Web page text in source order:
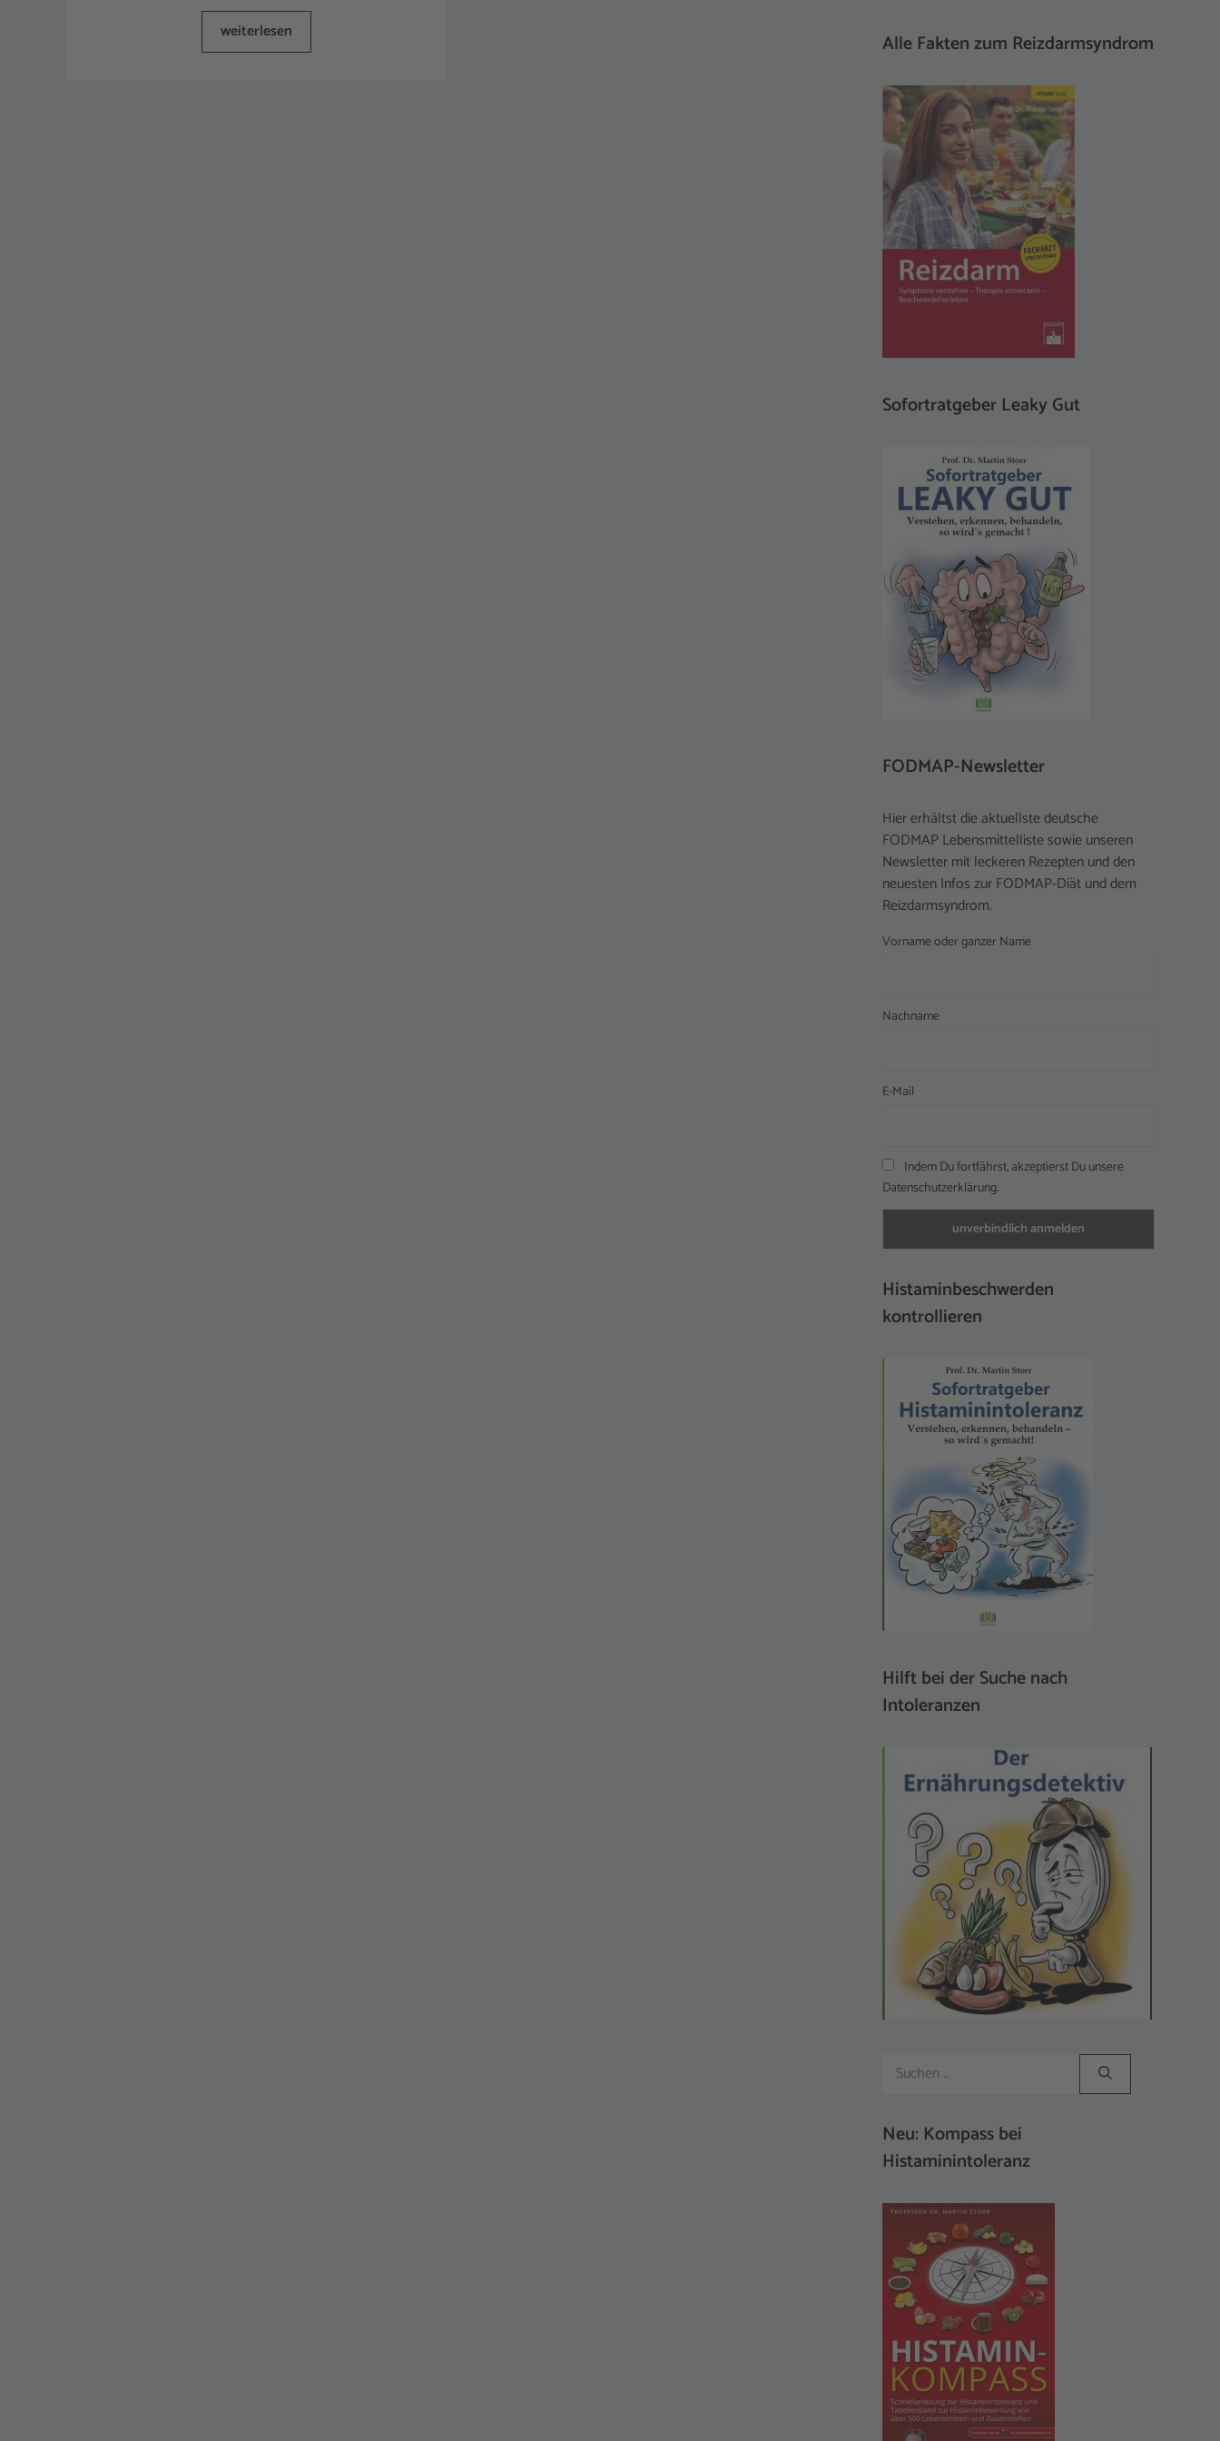
weiterlesen Alle Fakten zum Reizdarmsyndrom
Sofortratgeber Leaky Gut
FODMAP-Newsletter
Hier erhältst die aktuellste deutsche
FODMAP Lebensmittelliste sowie unseren
Newsletter mit leckeren Rezepten und den
neuesten Infos zur FODMAP-Diät und dem
Reizdarmsyndrom.
Vorname oder ganzer Name
Nachname
E-Mail
Indem Du fortfährst, akzeptierst Du unsere
Datenschutzerklärung.
Histaminbeschwerden
kontrollieren
Hilft bei der Suche nach
Intoleranzen
Suchen
nach:
Neu: Kompass bei
Histaminintoleranz